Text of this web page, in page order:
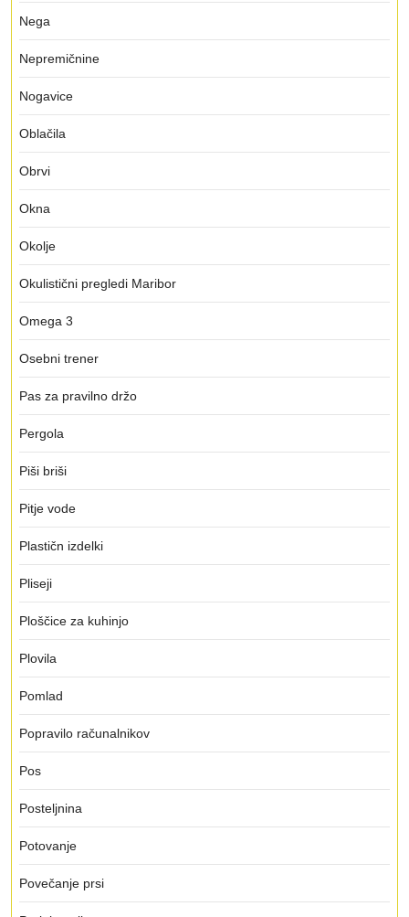
Nega
Nepremičnine
Nogavice
Oblačila
Obrvi
Okna
Okolje
Okulistični pregledi Maribor
Omega 3
Osebni trener
Pas za pravilno držo
Pergola
Piši briši
Pitje vode
Plastičn izdelki
Pliseji
Ploščice za kuhinjo
Plovila
Pomlad
Popravilo računalnikov
Pos
Posteljnina
Potovanje
Povečanje prsi